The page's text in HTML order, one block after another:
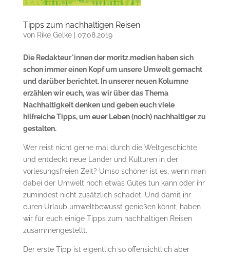
Tipps zum nachhaltigen Reisen
von Rike Gelke| 07.08.2019
Die Redakteur*innen der moritz.medien haben sich
schon immer einen Kopf um unsere Umwelt gemacht
und darüber berichtet. In unserer neuen Kolumne
erzählen wir euch, was wir über das Thema
Nachhaltigkeit denken und geben euch viele
hilfreiche Tipps, um euer Leben (noch) nachhaltiger zu
gestalten.
Wer reist nicht gerne mal durch die Weltgeschichte
und entdeckt neue Länder und Kulturen in der
vorlesungsfreien Zeit? Umso schöner ist es, wenn man
dabei der Umwelt noch etwas Gutes tun kann oder ihr
zumindest nicht zusätzlich schadet. Und damit ihr
euren Urlaub umweltbewusst genießen könnt, haben
wir für euch einige Tipps zum nachhaltigen Reisen
zusammengestellt.
Der erste Tipp ist eigentlich so offensichtlich aber